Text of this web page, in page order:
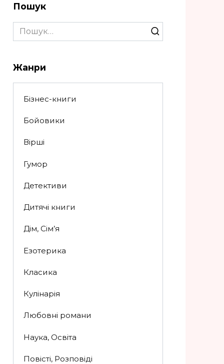
Пошук
Search
for:
Жанри
Бізнес-книги
Бойовики
Вірші
Гумор
Детективи
Дитячі книги
Дім, Сім’я
Езотерика
Класика
Кулінарія
Любовні романи
Наука, Освіта
Повісті, Розповіді